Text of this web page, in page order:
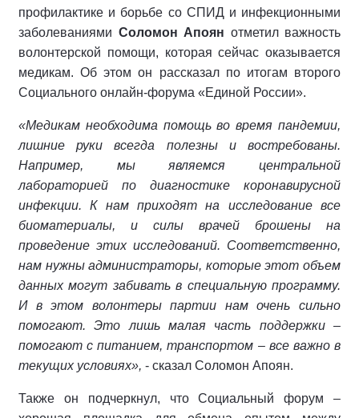
профилактике и борьбе со СПИД и инфекционными
заболеваниями Соломон Апоян отметил важность
волонтерской помощи, которая сейчас оказывается
медикам. Об этом он рассказал по итогам второго
Социального онлайн-форума «Единой России».
«Медикам необходима помощь во время пандемии,
лишние руки всегда полезны и востребованы.
Например, мы являемся центральной
лабораторией по диагностике коронавирусной
инфекции. К нам приходят на исследование все
биоматериалы, и силы врачей брошены на
проведение этих исследований. Соответственно,
нам нужны администраторы, которые этот объем
данных могут забивать в специальную программу.
И в этом волонтеры партии нам очень сильно
помогают. Это лишь малая часть поддержки –
помогают с питанием, транспортом – все важно в
текущих условиях», - сказал Соломон Апоян.
Также он подчеркнул, что Социальный форум –